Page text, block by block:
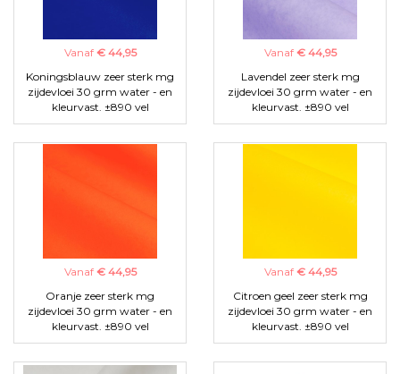
Vanaf € 44,95
Koningsblauw zeer sterk mg
zijdevloei 30 grm water - en
kleurvast. ±890 vel
Vanaf € 44,95
Lavendel zeer sterk mg
zijdevloei 30 grm water - en
kleurvast. ±890 vel
Vanaf € 44,95
Oranje zeer sterk mg
zijdevloei 30 grm water - en
kleurvast. ±890 vel
Vanaf € 44,95
Citroen geel zeer sterk mg
zijdevloei 30 grm water - en
kleurvast. ±890 vel